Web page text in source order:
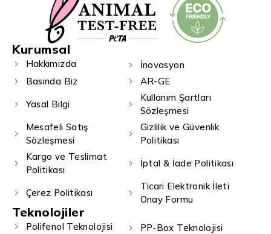
Kurumsal
Hakkımızda
İnovasyon
Basında Biz
AR-GE
Yasal Bilgi
Kullanım Şartları
Sözleşmesi
Mesafeli Satış
Sözleşmesi
Gizlilik ve Güvenlik
Politikası
Kargo ve Teslimat
Politikası
İptal & İade Politikası
Çerez Politikası
Ticari Elektronik İleti
Onay Formu
Teknolojiler
Polifenol Teknolojisi
PP-Box Teknolojisi